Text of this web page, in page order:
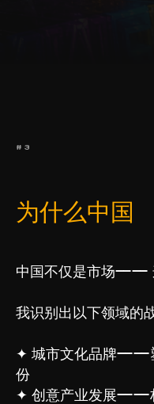
#3
为什么中国
中国不仅是市场——
我识别出以下领域的
✦ 城市文化品牌——
份
✦ 创意产业发展——